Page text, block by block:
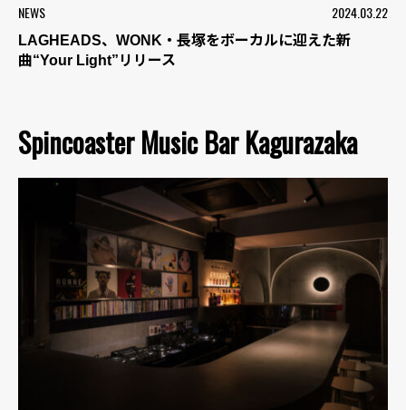
NEWS 2024.03.22
LAGHEADS、WONK・長塚をボーカルに迎えた新
曲“Your Light”リリース
Spincoaster Music Bar Kagurazaka